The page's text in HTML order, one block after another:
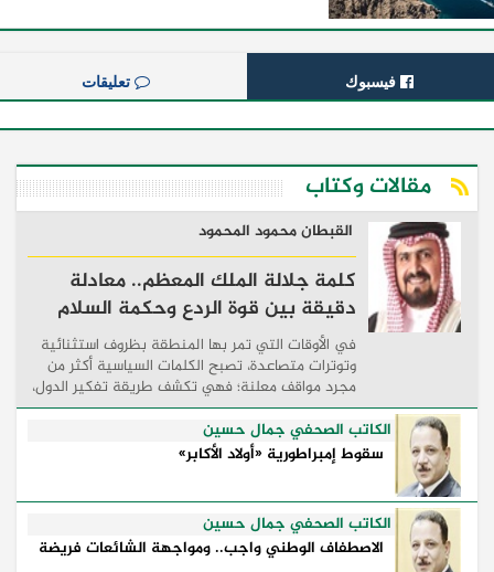
فيسبوك تعليقات
مقالات وكتاب
القبطان محمود المحمود
كلمة جلالة الملك المعظم.. معادلة
دقيقة بين قوة الردع وحكمة السلام
في الأوقات التي تمر بها المنطقة بظروف استثنائية
وتوترات متصاعدة، تصبح الكلمات السياسية أكثر من
مجرد مواقف معلنة؛ فهي تكشف طريقة تفكير الدول،
وكيفية إدارتها للأزمات، والحدود التي تفصل بين القوة
...
الكاتب الصحفي جمال حسين
سقوط إمبراطورية «أولاد الأكابر»
الكاتب الصحفي جمال حسين
الاصطفاف الوطني واجب.. ومواجهة الشائعات فريضة